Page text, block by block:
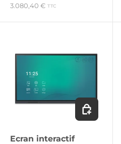
3.080,40 € TTC
Ecran interactif
Ajouter au